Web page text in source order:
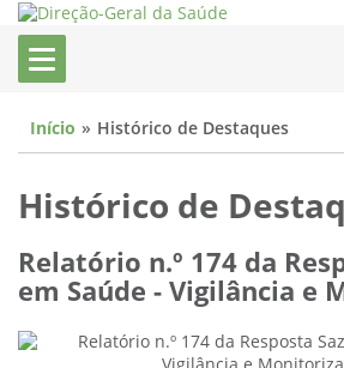
Início Histórico de Destaques
Histórico de
Relatório n.º 174 da
em Saúde - Vigilância e